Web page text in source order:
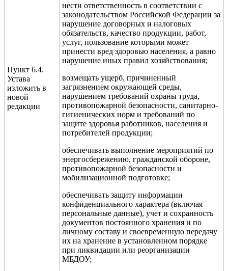
Пункт 6.4.
Устава
изложить в
новой
редакции
нести ответственность в соответствии с
законодательством Российской Федерации за
нарушение договорных и налоговых
обязательств, качество продукции, работ,
услуг, пользование которыми может
принести вред здоровью населения, а равно
нарушение иных правил хозяйствования;
возмещать ущерб, причиненный
загрязнением окружающей среды,
нарушением требований охраны труда,
противопожарной безопасности, санитарно-
гигиенических норм и требований по
защите здоровья работников, населения и
потребителей продукции;
обеспечивать выполнение мероприятий по
энергосбережению, гражданской обороне,
противопожарной безопасности и
мобилизационной подготовке;
обеспечивать защиту информации
конфиденциального характера (включая
персональные данные), учет и сохранность
документов постоянного хранения и по
личному составу и своевременную передачу
их на хранение в установленном порядке
при ликвидации или реорганизации
МБДОУ;